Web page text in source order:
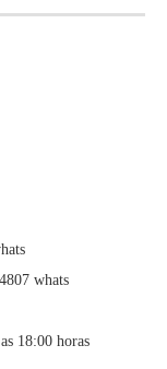
whats
18:00 horas